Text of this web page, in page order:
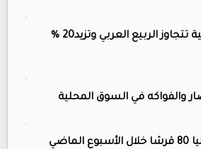
صادرات الدواء الأردنية تتجاوز الربيع العربي وتزيد20 %
والفواكه في السوق المحلية